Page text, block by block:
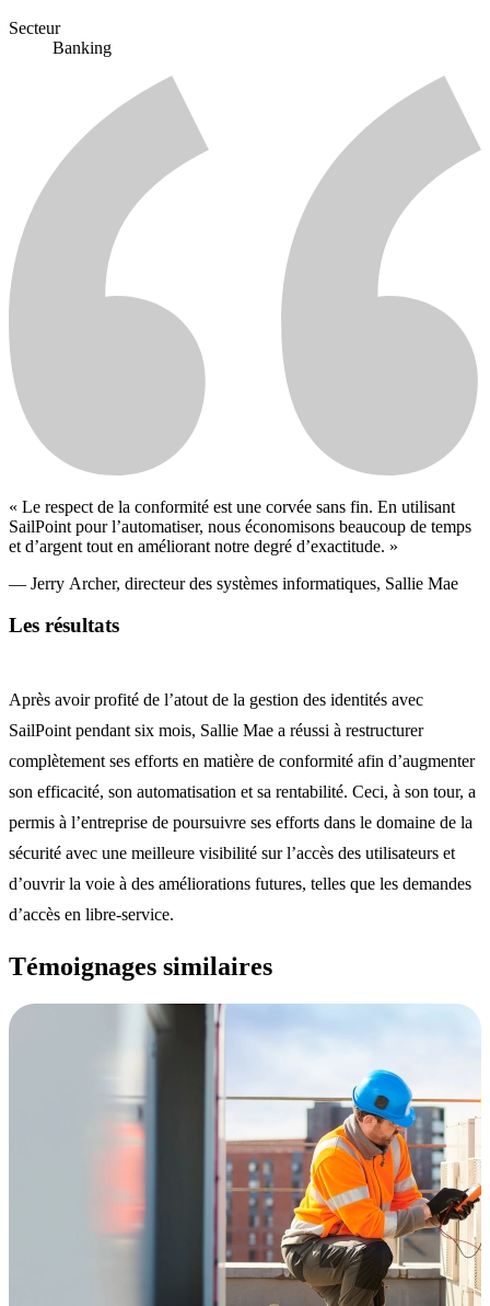
Secteur
Banking
« Le respect de la conformité est une corvée sans fin. En utilisant
SailPoint pour l’automatiser, nous économisons beaucoup de temps
et d’argent tout en améliorant notre degré d’exactitude. »
— Jerry Archer, directeur des systèmes informatiques, Sallie Mae
Les résultats
Après avoir profité de l’atout de la gestion des identités avec
SailPoint pendant six mois, Sallie Mae a réussi à restructurer
complètement ses efforts en matière de conformité afin d’augmenter
son efficacité, son automatisation et sa rentabilité. Ceci, à son tour, a
permis à l’entreprise de poursuivre ses efforts dans le domaine de la
sécurité avec une meilleure visibilité sur l’accès des utilisateurs et
d’ouvrir la voie à des améliorations futures, telles que les demandes
d’accès en libre-service.
Témoignages similaires